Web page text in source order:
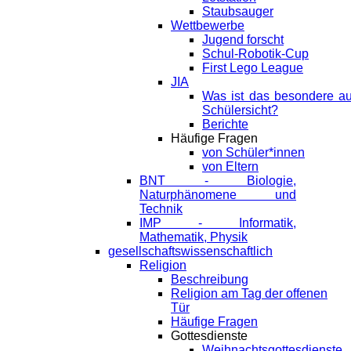
Staubsauger
Wettbewerbe
Jugend forscht
Schul-Robotik-Cup
First Lego League
JIA
Was ist das besondere
Schülersicht?
Berichte
Häufige Fragen
von Schüler*innen
von Eltern
BNT - Biologie,
Naturphänomene und
Technik
IMP - Informatik,
Mathematik, Physik
gesellschaftswissenschaftlich
Religion
Beschreibung
Religion am Tag der offenen
Tür
Häufige Fragen
Gottesdienste